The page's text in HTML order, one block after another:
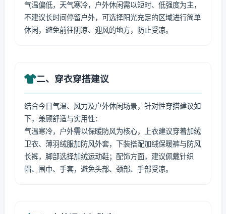
气温偏低，天气寒冷，户外休闲需以短时、低强度为主，
不建议长时间停留户外，可选择阳光充足的区域进行简单
休闲，避免前往阴凉、迎风的地方，防止受凉。
二、穿衣穿搭建议
结合今日气温、风力及户外休闲场景，针对性穿搭建议如
下，兼顾舒适与实用性：
气温寒冷，户外需以保暖防风为核心，上衣建议穿着加绒
卫衣、薄羽绒服加防风外套，下装搭配加绒保暖裤与防风
长裤，脚部选择加绒运动鞋；配饰方面，建议佩戴针织
帽、围巾、手套，避免头部、颈部、手部受凉。